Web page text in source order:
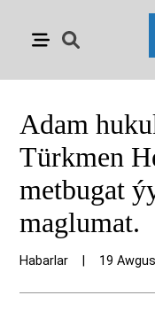
Adam
Türkmen
metbugat
maglumat.
Habarlar 19